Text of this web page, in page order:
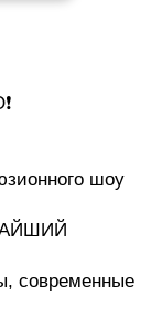
шоу
современные